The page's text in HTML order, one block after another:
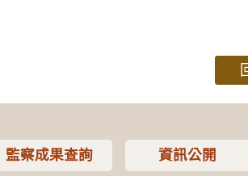
監察成果查詢 資訊公開